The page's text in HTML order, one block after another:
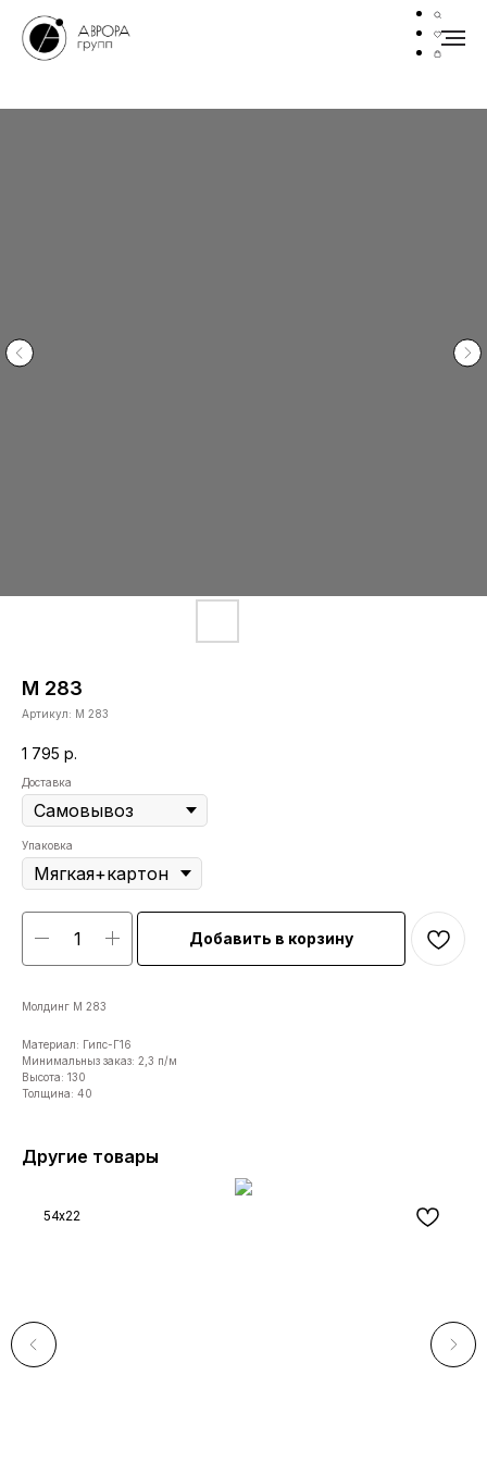
М 283
Артикул: М 283
1 795 р.
Доставка
Упаковка
Добавить в корзину
Молдинг М 283
Материал: Гипс-Г16
Минимальныз заказ: 2,3 п/м
Высота: 130
Толщина: 40
Другие товары
54x22